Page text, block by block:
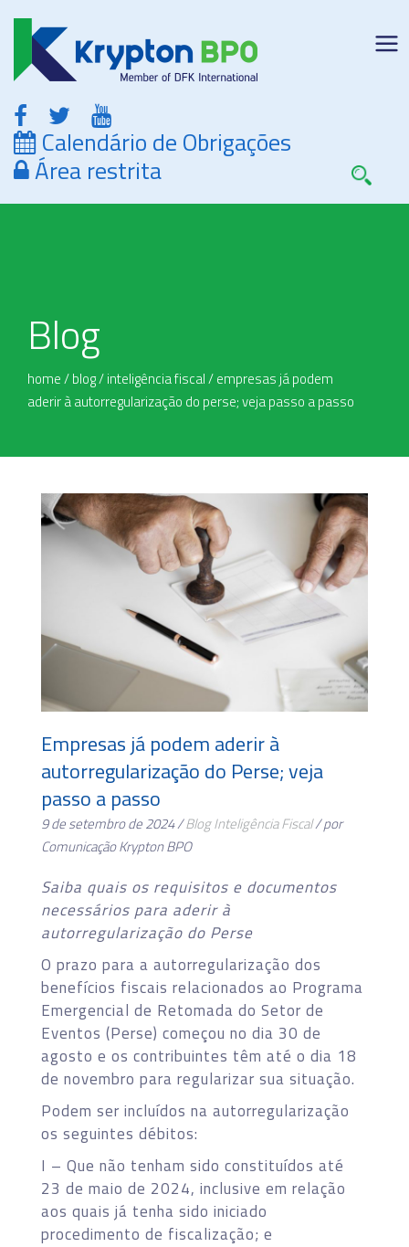
Calendário de Obrigações
Área restrita
Blog
home/blog/inteligência fiscal/empresas já podem
aderir à autorregularização do perse; veja passo a passo
Empresas já podem aderir à
autorregularização do Perse; veja
passo a passo
9 de setembro de 2024 /BlogInteligência Fiscal/ por
Comunicação Krypton BPO
Saiba quais os requisitos e documentos
necessários para aderir à
autorregularização do Perse
O prazo para a autorregularização dos
benefícios fiscais relacionados ao Programa
Emergencial de Retomada do Setor de
Eventos (Perse) começou no dia 30 de
agosto e os contribuintes têm até o dia 18
de novembro para regularizar sua situação.
Podem ser incluídos na autorregularização
os seguintes débitos:
I – Que não tenham sido constituídos até
23 de maio de 2024, inclusive em relação
aos quais já tenha sido iniciado
procedimento de fiscalização; e